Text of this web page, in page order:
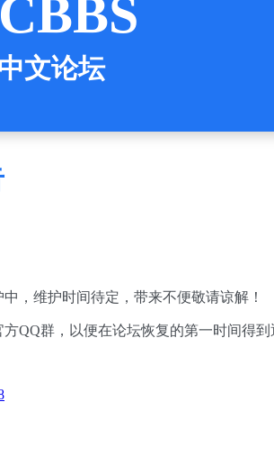
文论坛
，维护时间待定，带来不便敬请谅解！
QQ群，以便在论坛恢复的第一时间得到